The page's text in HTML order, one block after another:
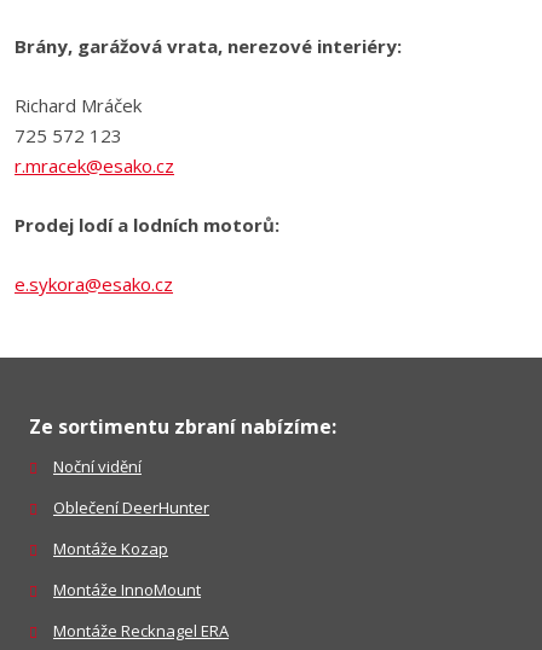
Brány, garážová vrata, nerezové interiéry:
Richard Mráček
725 572 123
r.mracek@esako.cz
Prodej lodí a lodních motorů:
e.sykora@esako.cz
Ze sortimentu zbraní nabízíme:
Noční vidění
Oblečení DeerHunter
Montáže Kozap
Montáže InnoMount
Montáže Recknagel ERA